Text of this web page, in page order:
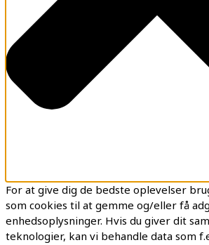
For at give dig de bedste oplevelser
som cookies til at gemme og/eller få
enhedsoplysninger. Hvis du giver dit
teknologier, kan vi behandle data som